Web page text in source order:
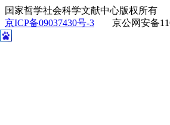
国家哲学社会科学文献中心版权所有
京ICP备09037430号-3
京公网安备